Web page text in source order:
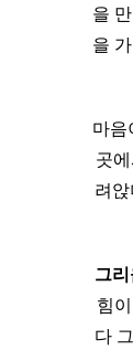
을
을
마음
곳
려
그
힘
다